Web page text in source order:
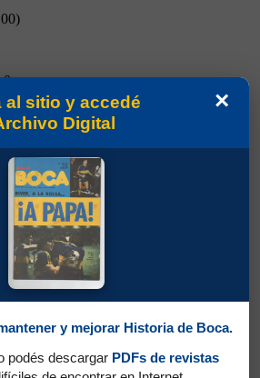
0
×
al sitio y accedé
Digital
y mejorar Historia de Boca.
podés descargar PDFs de revistas